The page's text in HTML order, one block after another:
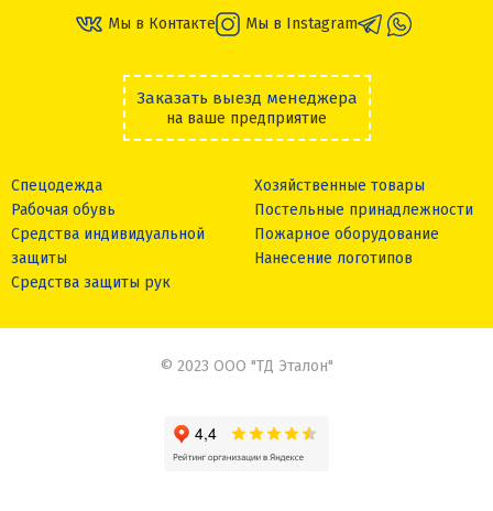
Мы в Контакте Мы в Instagram
Заказать выезд менеджера
на ваше предприятие
Спецодежда
Рабочая обувь
Средства индивидуальной
защиты
Средства защиты рук
Хозяйственные товары
Постельные принадлежности
Пожарное оборудование
Нанесение логотипов
© 2023 ООО "ТД Эталон"